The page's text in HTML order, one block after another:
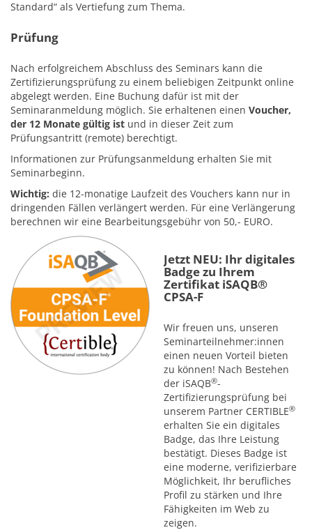
Standard“ als Vertiefung zum Thema.
Prüfung
Nach erfolgreichem Abschluss des Seminars kann die
Zertifizierungsprüfung zu einem beliebigen Zeitpunkt online
abgelegt werden. Eine Buchung dafür ist mit der
Seminaranmeldung möglich. Sie erhaltenen einen Voucher,
der 12 Monate gültig ist und in dieser Zeit zum
Prüfungsantritt (remote) berechtigt.
Informationen zur Prüfungsanmeldung erhalten Sie mit
Seminarbeginn.
Wichtig: die 12-monatige Laufzeit des Vouchers kann nur in
dringenden Fällen verlängert werden. Für eine Verlängerung
berechnen wir eine Bearbeitungsgebühr von 50,- EURO.
Jetzt NEU: Ihr digitales
Badge zu Ihrem
Zertifikat iSAQB®
CPSA-F
Wir freuen uns, unseren
Seminarteilnehmer:innen
einen neuen Vorteil bieten
zu können! Nach Bestehen
der iSAQB®-
Zertifizierungsprüfung bei
unserem Partner CERTIBLE®
erhalten Sie ein digitales
Badge, das Ihre Leistung
bestätigt. Dieses Badge ist
eine moderne, verifizierbare
Möglichkeit, Ihr berufliches
Profil zu stärken und Ihre
Fähigkeiten im Web zu
zeigen.